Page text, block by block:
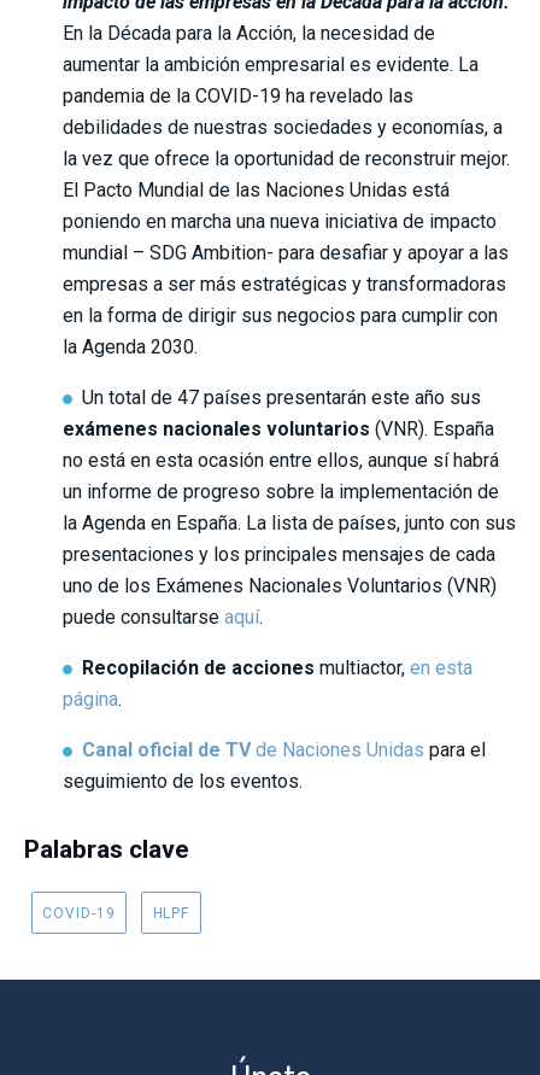
En la Década para la Acción, la necesidad de
aumentar la ambición empresarial es evidente. La
pandemia de la COVID-19 ha revelado las
debilidades de nuestras sociedades y economías, a
la vez que ofrece la oportunidad de reconstruir mejor.
El Pacto Mundial de las Naciones Unidas está
poniendo en marcha una nueva iniciativa de impacto
mundial – SDG Ambition- para desafiar y apoyar a las
empresas a ser más estratégicas y transformadoras
en la forma de dirigir sus negocios para cumplir con
la Agenda 2030.
Un total de 47 países presentarán este año sus
exámenes nacionales voluntarios (VNR). España
no está en esta ocasión entre ellos, aunque sí habrá
un informe de progreso sobre la implementación de
la Agenda en España. La lista de países, junto con sus
presentaciones y los principales mensajes de cada
uno de los Exámenes Nacionales Voluntarios (VNR)
puede consultarse aquí.
Recopilación de acciones multiactor, en esta
página.
Canal oficial de TVde Naciones Unidas para el
seguimiento de los eventos.
Palabras clave
COVID-19 HLPF